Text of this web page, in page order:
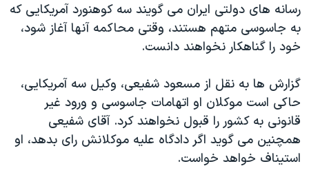
آرشیو پخش زنده
مجموعه مستندهای دادخواهی
تریبونال مردمی آبان ۹۸
چهل سال گروگان‌گیری
قانون شفافیت دارائی کادر رهبری ایران
اعتراضات مردمی آبان ۹۸
اسرائیل در جنگ
رسانه های دولتی ایران می گویند سه کوهنورد آمریکایی که
به جاسوسی متهم هستند، وقتی محاکمه آنها آغاز شود،
خود را گناهکار نخواهند دانست.
گزارش ها به نقل از مسعود شفیعی، وکیل سه آمریکایی،
حاکی است موکلان او اتهامات جاسوسی و ورود غیر
قانونی به کشور را قبول نخواهند کرد. آقای شفیعی
همچنین می گوید اگر دادگاه علیه موکلانش رای بدهد، او
استیناف خواهد خواست.